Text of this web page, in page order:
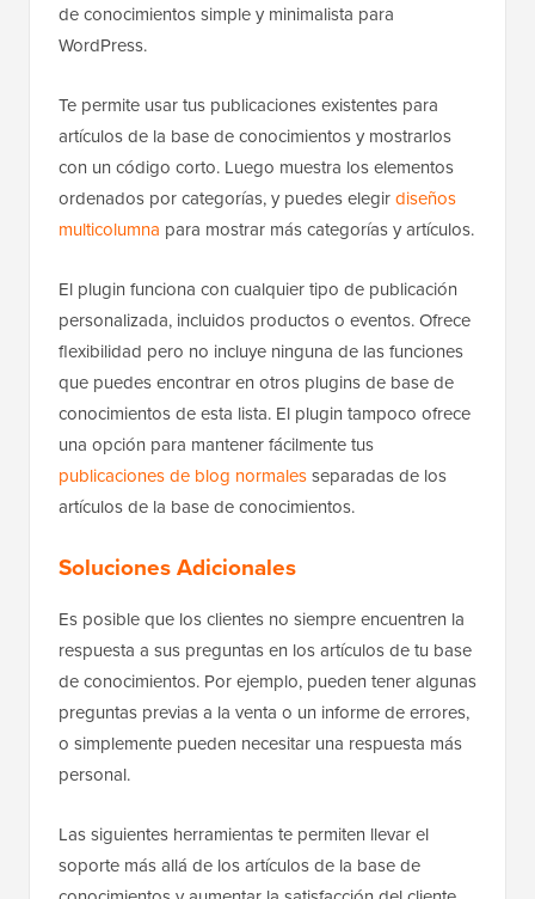
de conocimientos simple y minimalista para
WordPress.
Te permite usar tus publicaciones existentes para
artículos de la base de conocimientos y mostrarlos
con un código corto. Luego muestra los elementos
ordenados por categorías, y puedes elegirdiseños
multicolumna para mostrar más categorías y artículos.
El plugin funciona con cualquier tipo de publicación
personalizada, incluidos productos o eventos. Ofrece
flexibilidad pero no incluye ninguna de las funciones
que puedes encontrar en otros plugins de base de
conocimientos de esta lista. El plugin tampoco ofrece
una opción para mantener fácilmente tus
publicaciones de blog normalesseparadas de los
artículos de la base de conocimientos.
Soluciones Adicionales
Es posible que los clientes no siempre encuentren la
respuesta a sus preguntas en los artículos de tu base
de conocimientos. Por ejemplo, pueden tener algunas
preguntas previas a la venta o un informe de errores,
o simplemente pueden necesitar una respuesta más
personal.
Las siguientes herramientas te permiten llevar el
soporte más allá de los artículos de la base de